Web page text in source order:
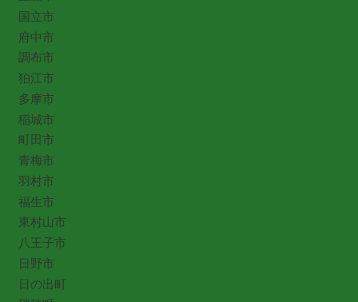
国立市
府中市
調布市
狛江市
多摩市
稲城市
町田市
青梅市
羽村市
福生市
東村山市
八王子市
日野市
日の出町